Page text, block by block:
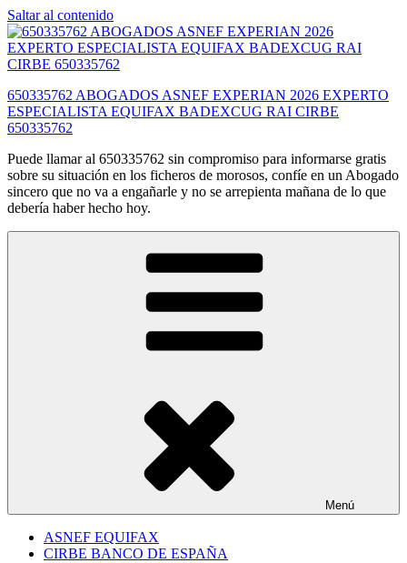
Saltar al contenido
650335762 ABOGADOS ASNEF EXPERIAN 2026 EXPERTO
ESPECIALISTA EQUIFAX BADEXCUG RAI CIRBE
650335762
Puede llamar al 650335762 sin compromiso para informarse gratis
sobre su situación en los ficheros de morosos, confíe en un Abogado
sincero que no va a engañarle y no se arrepienta mañana de lo que
debería haber hecho hoy.
Menú
ASNEF EQUIFAX
CIRBE BANCO DE ESPAÑA